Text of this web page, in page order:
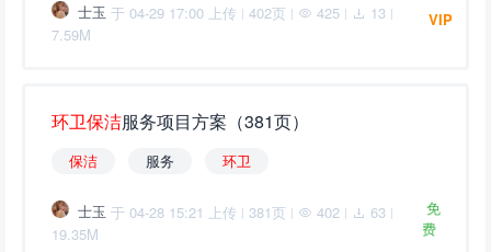
士玉 于 04-29 17:00 上传 | 402页 | 425 | 13 |
7.59M
VIP
环卫保洁服务项目方案（381页）
保洁 服务 环卫
士玉 于 04-28 15:21 上传 | 381页 | 402 | 63 |
19.35M
免
费